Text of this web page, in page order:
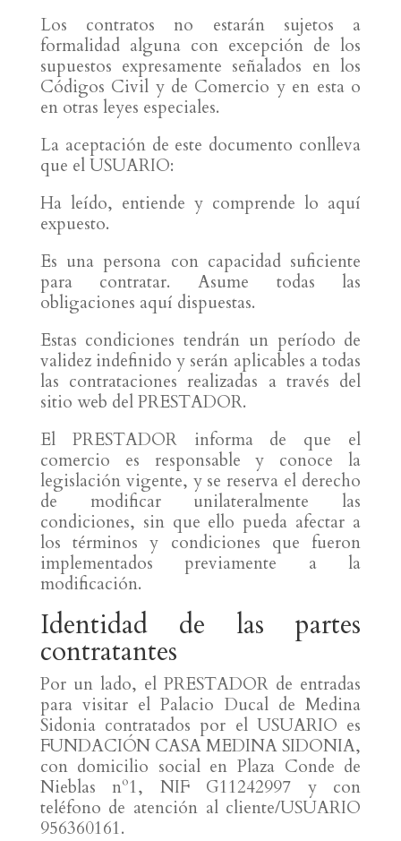
Los contratos no estarán sujetos a
formalidad alguna con excepción de los
supuestos expresamente señalados en los
Códigos Civil y de Comercio y en esta o
en otras leyes especiales.
La aceptación de este documento conlleva
que el USUARIO:
Ha leído, entiende y comprende lo aquí
expuesto.
Es una persona con capacidad suficiente
para contratar. Asume todas las
obligaciones aquí dispuestas.
Estas condiciones tendrán un período de
validez indefinido y serán aplicables a todas
las contrataciones realizadas a través del
sitio web del PRESTADOR.
El PRESTADOR informa de que el
comercio es responsable y conoce la
legislación vigente, y se reserva el derecho
de modificar unilateralmente las
condiciones, sin que ello pueda afectar a
los términos y condiciones que fueron
implementados previamente a la
modificación.
Identidad de las partes
contratantes
Por un lado, el PRESTADOR de entradas
para visitar el Palacio Ducal de Medina
Sidonia contratados por el USUARIO es
FUNDACIÓN CASA MEDINA SIDONIA,
con domicilio social en Plaza Conde de
Nieblas nº1, NIF G11242997 y con
teléfono de atención al cliente/USUARIO
956360161.